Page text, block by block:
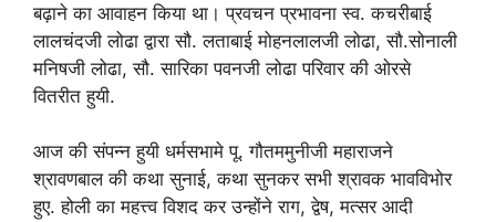
बढ़ाने का आवाहन किया था। प्रवचन प्रभावना स्व. कचरीबाई
लालचंदजी लोढा द्वारा सौ. लताबाई मोहनलालजी लोढा, सौ.सोनाली
मनिषजी लोढा, सौ. सारिका पवनजी लोढा परिवार की ओरसे
वितरीत हुयी.
आज की संपन्न हुयी धर्मसभामे पू. गौतममुनीजी महाराजने
श्रावणबाल की कथा सुनाई, कथा सुनकर सभी श्रावक भावविभोर
हुए. होली का महत्त्व विशद कर उन्होंने राग, द्वेष, मत्सर आदी